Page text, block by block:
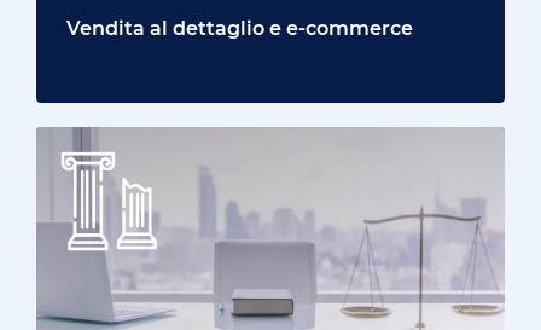
Vendita al dettaglio e e-commerce